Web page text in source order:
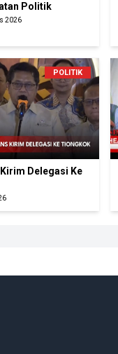
Politik
2026
POLITIK
Delegasi Ke